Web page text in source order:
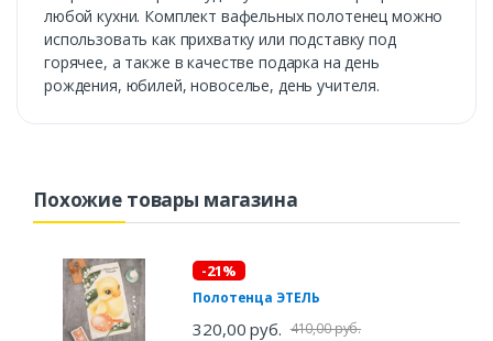
любой кухни. Комплект вафельных полотенец можно
использовать как прихватку или подставку под
горячее, а также в качестве подарка на день
рождения, юбилей, новоселье, день учителя.
Похожие товары магазина
-21%
Полотенца ЭТЕЛЬ
320,00 руб. 410,00 руб.